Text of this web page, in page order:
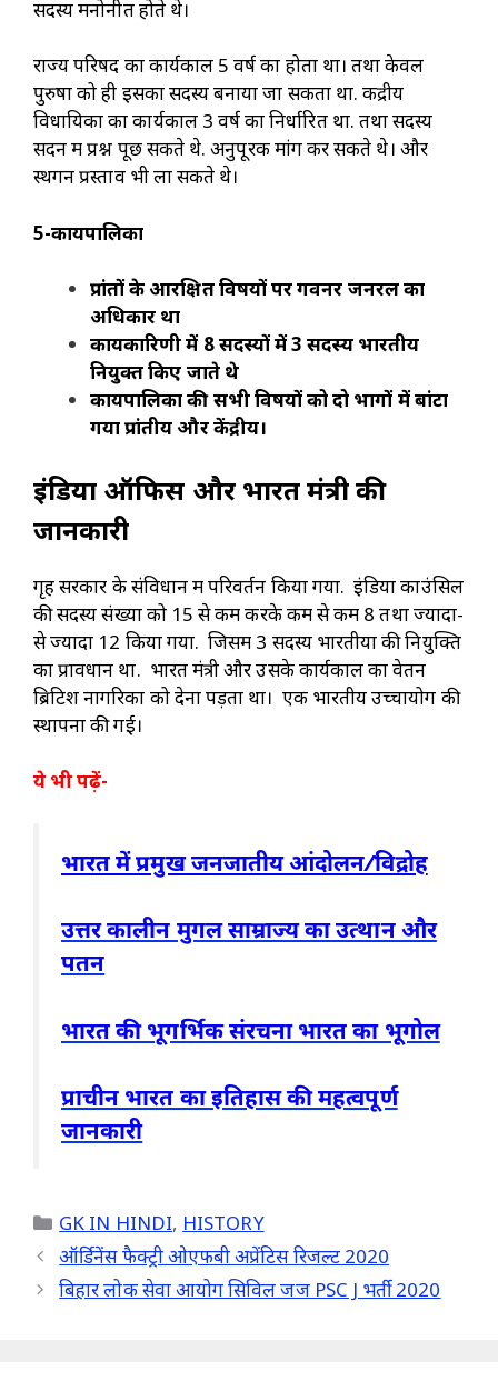
सदस्य मनोनीत होते थे।
राज्य परिषद का कार्यकाल 5 वर्ष का होता था। तथा केवल
पुरुषों को ही इसका सदस्य बनाया जा सकता था. केंद्रीय
विधायिका का कार्यकाल 3 वर्ष का निर्धारित था. तथा सदस्य
सदन में प्रश्न पूछ सकते थे. अनुपूरक मांग कर सकते थे। और
स्थगन प्रस्ताव भी ला सकते थे।
5-कार्यपालिका
प्रांतों के आरक्षित विषयों पर गवर्नर जनरल का
अधिकार था
कार्यकारिणी में 8सदस्यों में3सदस्य भारतीय
नियुक्त किए जाते थे
कार्यपालिका की सभी विषयों को दो भागों में बांटा
गया प्रांतीय और केंद्रीय।
इंडिया ऑफिस और भारत मंत्री की
जानकारी
गृह सरकार के संविधान में परिवर्तन किया गया. इंडिया काउंसिल
की सदस्य संख्या को 15 से कम करके कम से कम 8 तथा ज्यादा-
से ज्यादा 12 किया गया. जिसमें 3 सदस्य भारतीयों की नियुक्ति
का प्रावधान था. भारत मंत्री और उसके कार्यकाल का वेतन
ब्रिटिश नागरिकों को देना पड़ता था। एक भारतीय उच्चायोग की
स्थापना की गई।
ये भी पढ़ें-
भारत में प्रमुख जनजातीय आंदोलन/विद्रोह
उत्तर कालीन मुगल साम्राज्य का उत्थान और
पतन
भारत की भूगर्भिक संरचना भारत का भूगोल
प्राचीन भारत का इतिहास की महत्वपूर्ण
जानकारी
Categories
GK IN HINDI, HISTORY
ऑर्डिनेंस फैक्ट्री ओएफबी अप्रेंटिस रिजल्ट 2020
बिहार लोक सेवा आयोग सिविल जज PSC J भर्ती 2020